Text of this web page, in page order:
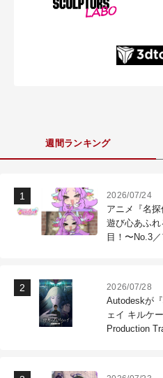
週間ランキング
2026/07/24
アニメ『名
遊び心あふ
目！〜No.3
2026/07/28
Autodeskが
ェイ キルケ
Production